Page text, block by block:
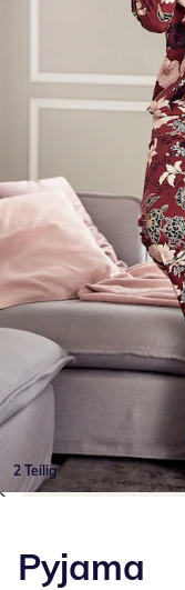
2 Teilig
Pyjama